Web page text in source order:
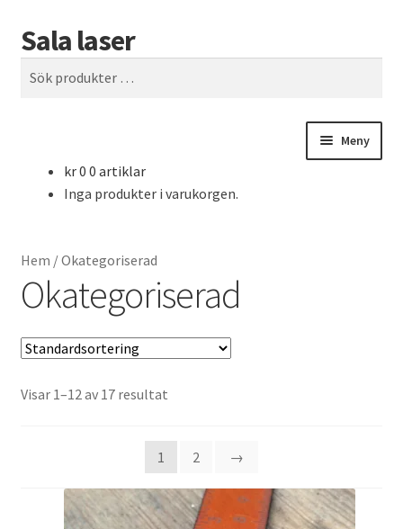
Hoppa
till
navigering
Hoppa
till
innehåll
Sala laser
Sök
Meny
Kassa
Varukorg
kr0 0 artiklar
Inga produkter i varukorgen.
Hem /Okategoriserad
Okategoriserad
Visar 1–12 av 17 resultat
1 2 →